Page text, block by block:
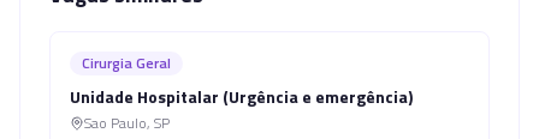
Cirurgia Geral
Unidade Hospitalar (Urgência e emergência)
Sao Paulo, SP